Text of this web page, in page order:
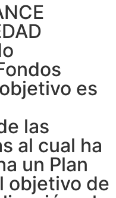
es
las
al cual ha
un Plan
objetivo de